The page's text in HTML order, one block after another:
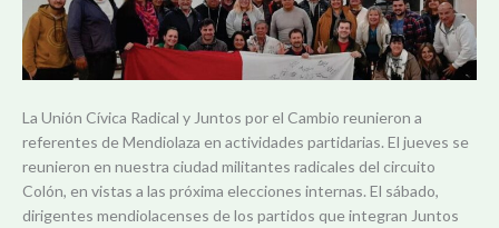
La Unión Cívica Radical y Juntos por el Cambio reunieron a
referentes de Mendiolaza en actividades partidarias. El jueves se
reunieron en nuestra ciudad militantes radicales del circuito
Colón, en vistas a las próxima elecciones internas. El sábado,
dirigentes mendiolacenses de los partidos que integran Juntos